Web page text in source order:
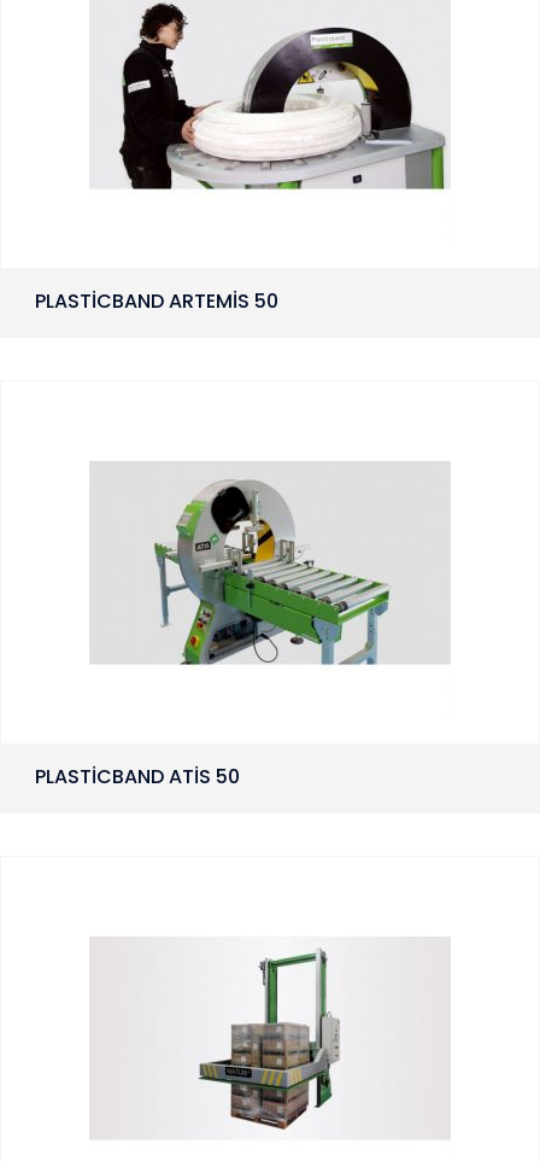
PLASTİCBAND ARTEMİS 50
PLASTİCBAND ATİS 50